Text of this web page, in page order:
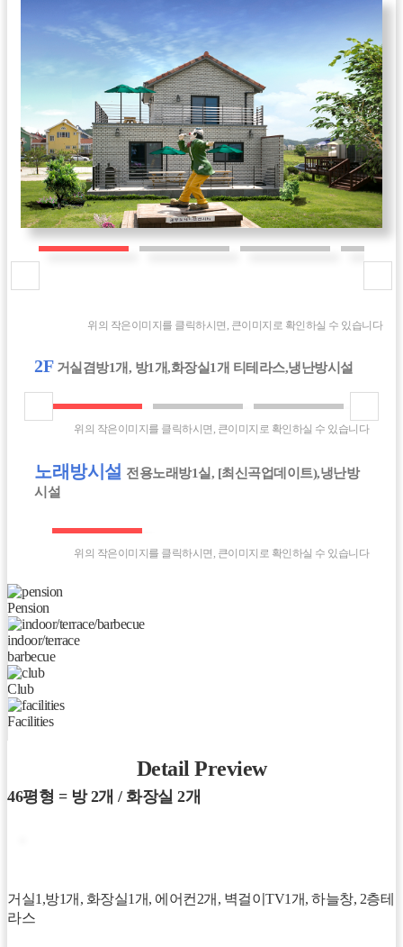
위의 작은이미지를 클릭하시면, 큰이미지로 확인하실 수 있습니다
2F 거실겸방1개, 방1개,화장실1개 티테라스,냉난방시설
위의 작은이미지를 클릭하시면, 큰이미지로 확인하실 수 있습니다
노래방시설 전용노래방1실, [최신곡업데이트),냉난방
시설
위의 작은이미지를 클릭하시면, 큰이미지로 확인하실 수 있습니다
Pension
indoor/terrace
barbecue
Club
Facilities
Detail Preview
46평형 = 방 2개 / 화장실 2개
거실1,방1개, 화장실1개, 에어컨2개, 벽걸이TV1개, 하늘창, 2층테
라스